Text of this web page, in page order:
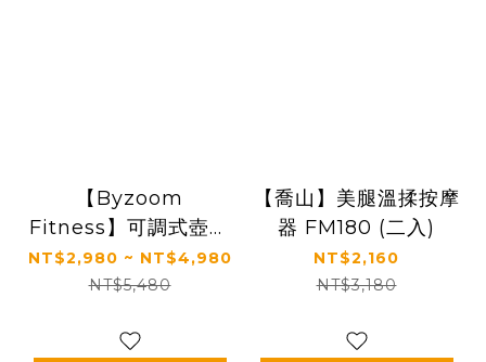
【Byzoom
Fitness】可調式壺鈴
30磅/40磅/50磅 黑白
二色可選
NT$2,980 ~ NT$4,980
NT$5,480
【喬山】美腿溫揉按摩
器 FM180 (二入)
NT$2,160
NT$3,180